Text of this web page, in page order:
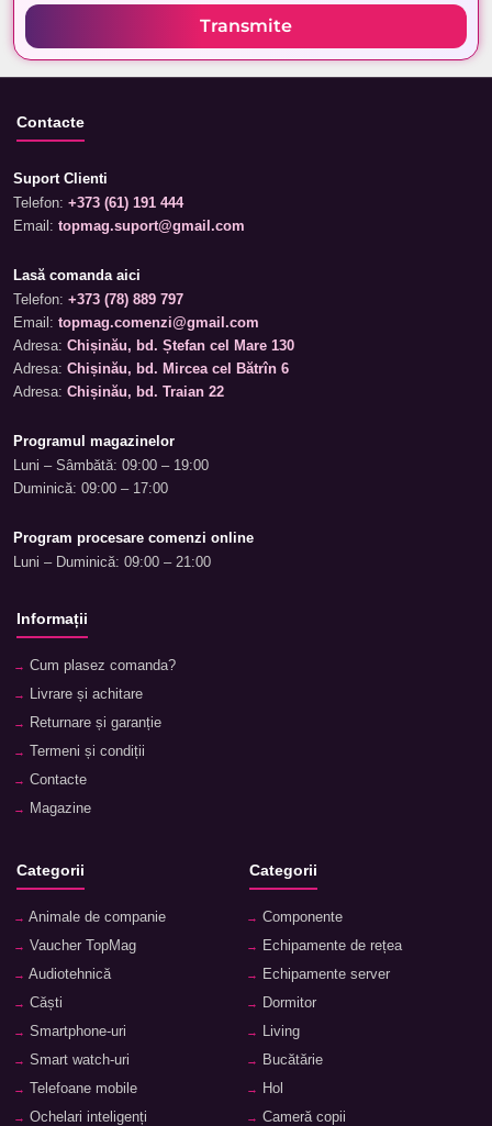
Transmite
Contacte
Suport Clienti
Telefon: +373 (61) 191 444
Email: topmag.suport@gmail.com
Lasă comanda aici
Telefon: +373 (78) 889 797
Email: topmag.comenzi@gmail.com
Adresa: Chișinău, bd. Ștefan cel Mare 130
Adresa: Chișinău, bd. Mircea cel Bătrîn 6
Adresa: Chișinău, bd. Traian 22
Programul magazinelor
Luni – Sâmbătă: 09:00 – 19:00
Duminică: 09:00 – 17:00
Program procesare comenzi online
Luni – Duminică: 09:00 – 21:00
Informații
Cum plasez comanda?
Livrare și achitare
Returnare și garanție
Termeni și condiții
Contacte
Magazine
Categorii
Animale de companie
Vaucher TopMag
Audiotehnică
Căști
Smartphone-uri
Smart watch-uri
Telefoane mobile
Ochelari inteligenți
Categorii
Componente
Echipamente de rețea
Echipamente server
Dormitor
Living
Bucătărie
Hol
Cameră copii